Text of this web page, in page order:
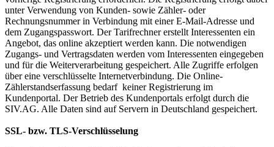
unter Verwendung von Kunden- sowie Zähler- oder
Rechnungsnummer in Verbindung mit einer E-Mail-Adresse und
dem Zugangspasswort. Der Tarifrechner erstellt Interessenten ein
Angebot, das online akzeptiert werden kann. Die notwendigen
Zugangs- und Vertragsdaten werden vom Interessenten eingegeben
und für die Weiterverarbeitung gespeichert. Alle Zugriffe erfolgen
über eine verschlüsselte Internetverbindung. Die Online-
Zählerstandserfassung bedarf keiner Registrierung im
Kundenportal. Der Betrieb des Kundenportals erfolgt durch die
SIV.AG. Alle Daten sind auf Servern in Deutschland gespeichert.
SSL- bzw. TLS-Verschlüsselung